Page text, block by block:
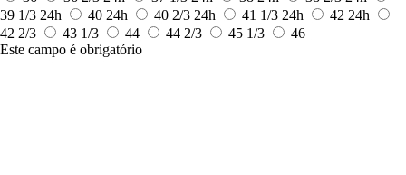
39 1/3 24h 40 24h 40 2/3 24h 41 1/3 24h 42 24h
42 2/3
43 1/3 44 44 2/3 45 1/3
46
Este campo é obrigatório